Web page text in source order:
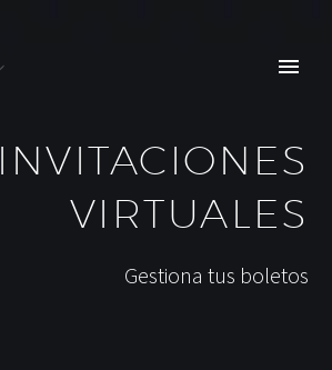
INVITACIONES
VIRTUALES
Gestiona tus boletos